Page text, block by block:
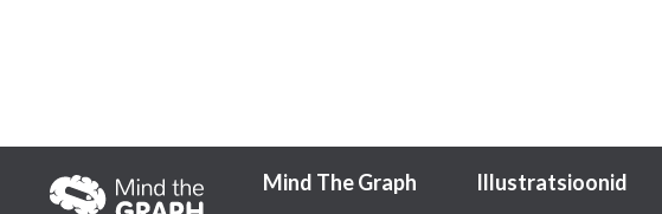
Mind The Graph Illustratsioonid